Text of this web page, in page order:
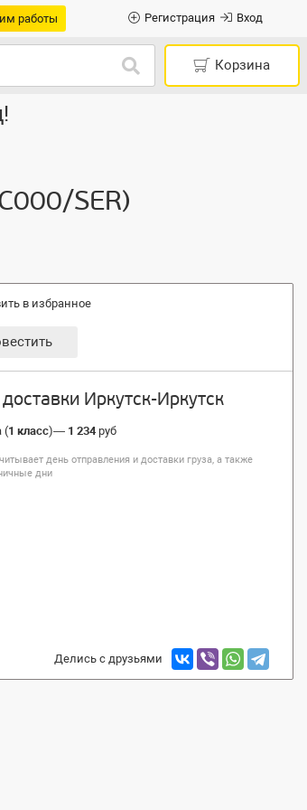
работы Регистрация Вход
Корзина
SER)
в избранное
Иркутск-Иркутск
(1 класс)— 1 234руб
день отправления и доставки груза, а также
дни
Делись с друзьями